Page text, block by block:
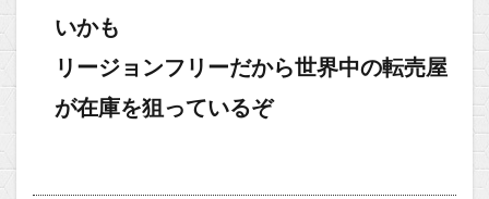
いかも
リージョンフリーだから世界中の転売屋
が在庫を狙っているぞ